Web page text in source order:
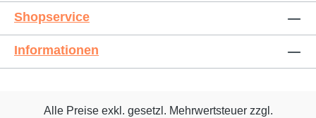
Shopservice
Informationen
Alle Preise exkl. gesetzl. Mehrwertsteuer zzgl.